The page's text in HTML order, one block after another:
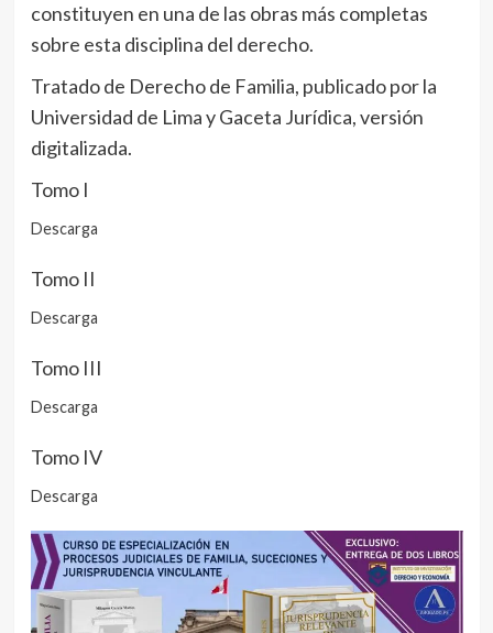
constituyen en una de las obras más completas
sobre esta disciplina del derecho.
Tratado de Derecho de Familia, publicado por la
Universidad de Lima y Gaceta Jurídica, versión
digitalizada.
Tomo I
Descarga
Tomo II
Descarga
Tomo III
Descarga
Tomo IV
Descarga